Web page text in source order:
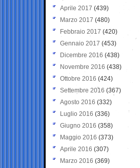
Aprile 2017 (439)
Marzo 2017 (480)
Febbraio 2017 (420)
Gennaio 2017 (453)
Dicembre 2016 (438)
Novembre 2016 (438)
Ottobre 2016 (424)
Settembre 2016 (367)
Agosto 2016 (332)
Luglio 2016 (336)
Giugno 2016 (358)
Maggio 2016 (373)
Aprile 2016 (307)
Marzo 2016 (369)